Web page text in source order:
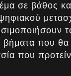
σε βάθος
βήματα που θα
που